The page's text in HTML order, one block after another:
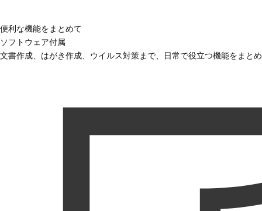
便利な機能をまとめて
ソフトウェア付属
文書作成、はがき作成、ウイルス対策まで、日常で役立つ機能をまと